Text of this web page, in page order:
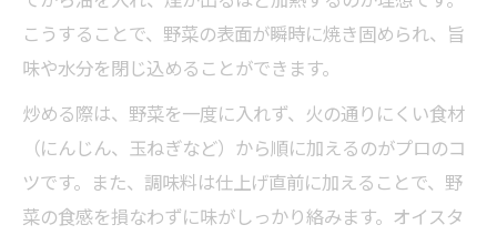
こうすることで、野菜の表面が瞬時に焼き固められ、旨
味や水分を閉じ込めることができます。
炒める際は、野菜を一度に入れず、火の通りにくい食材
（にんじん、玉ねぎなど）から順に加えるのがプロのコ
ツです。また、調味料は仕上げ直前に加えることで、野
菜の食感を損なわずに味がしっかり絡みます。オイスタ